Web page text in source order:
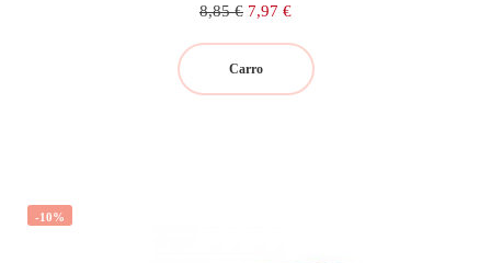
Precio
8,85 € Precio
7,97 €
Carro
-10%